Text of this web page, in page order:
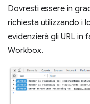
Dovresti essere in
richiesta utilizzando i
evidenzierà gli URL in
Workbox.